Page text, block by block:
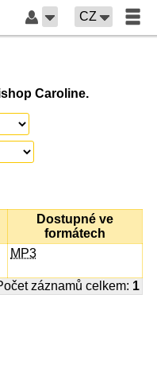
CZ
Caroline.
Dostupné ve
formátech
MP3
záznamů celkem: 1